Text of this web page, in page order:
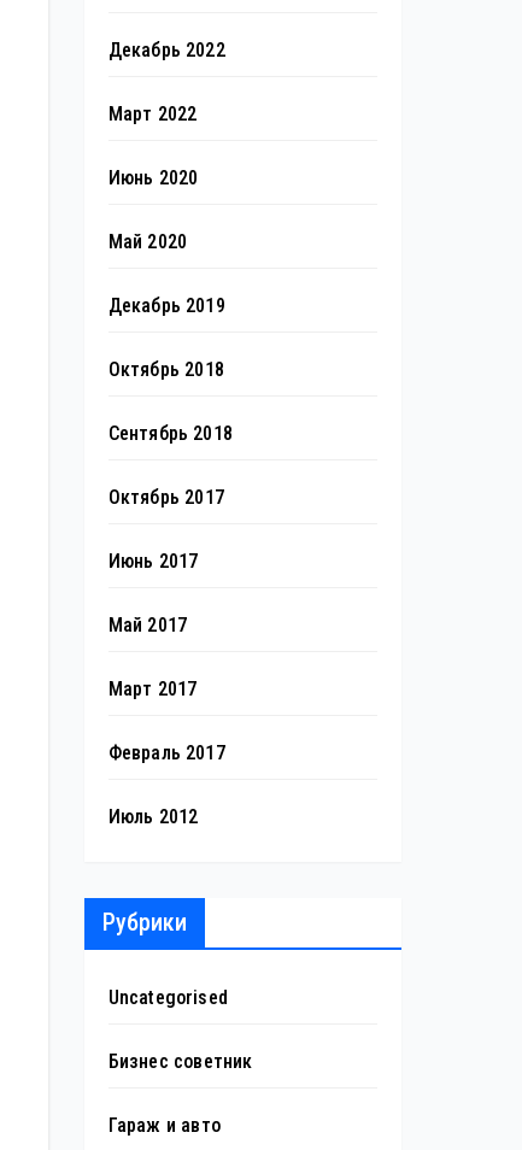
Декабрь 2022
Март 2022
Июнь 2020
Май 2020
Декабрь 2019
Октябрь 2018
Сентябрь 2018
Октябрь 2017
Июнь 2017
Май 2017
Март 2017
Февраль 2017
Июль 2012
Рубрики
Uncategorised
Бизнес советник
Гараж и авто